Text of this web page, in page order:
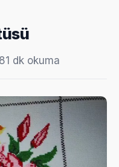
1 dk okuma